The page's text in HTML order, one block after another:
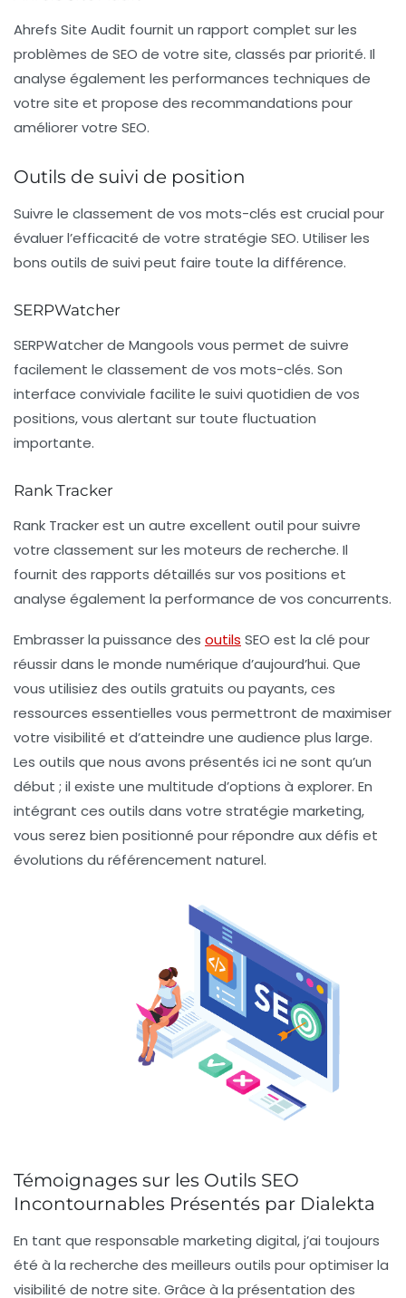
Ahrefs Site Audit fournit un rapport complet sur les
problèmes de SEO de votre site, classés par priorité. Il
analyse également les performances techniques de
votre site et propose des recommandations pour
améliorer votre SEO.
Outils de suivi de position
Suivre le classement de vos mots-clés est crucial pour
évaluer l’efficacité de votre stratégie SEO. Utiliser les
bons outils de suivi peut faire toute la différence.
SERPWatcher
SERPWatcherde Mangools vous permet de suivre
facilement le classement de vos mots-clés. Son
interface conviviale facilite le suivi quotidien de vos
positions, vous alertant sur toute fluctuation
importante.
Rank Tracker
Rank Trackerest un autre excellent outil pour suivre
votre classement sur les moteurs de recherche. Il
fournit des rapports détaillés sur vos positions et
analyse également la performance de vos concurrents.
Embrasser la puissance des outils SEO est la clé pour
réussir dans le monde numérique d’aujourd’hui. Que
vous utilisiez des outils gratuits ou payants, ces
ressources essentielles vous permettront de maximiser
votre visibilité et d’atteindre une audience plus large.
Les outils que nous avons présentés ici ne sont qu’un
début ; il existe une multitude d’options à explorer. En
intégrant ces outils dans votre stratégie marketing,
vous serez bien positionné pour répondre aux défis et
évolutions du référencement naturel.
Témoignages sur les Outils SEO
Incontournables Présentés par Dialekta
En tant que responsable marketing digital, j’ai toujours
été à la recherche des meilleurs outils pour optimiser la
visibilité de notre site. Grâce à la présentation des